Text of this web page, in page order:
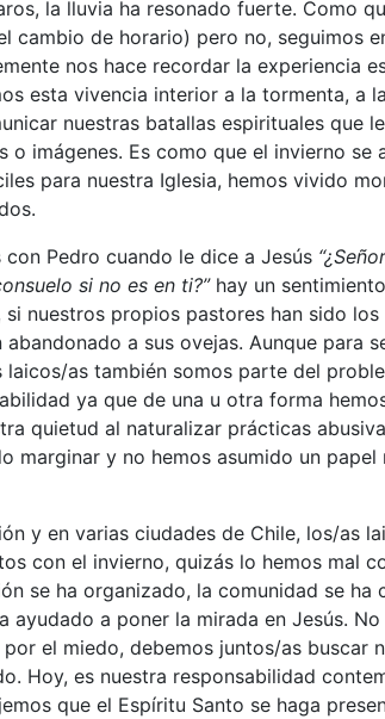
la lluvia ha resonado fuerte. Como
cambio de horario) pero no, seguimos
nos hace recordar la experiencia
esta vivencia interior a la tormenta, a
nuestras batallas espirituales que
imágenes. Es como que el invierno se
para nuestra Iglesia, hemos vivido
Pedro cuando le dice a Jesús
si no es en ti?”hay un
nuestros propios pastores han sido
a sus ovejas. Aunque para
as también somos parte del
ya que de una u otra forma
quietud al naturalizar prácticas
marginar y no hemos asumido un papel
y en varias ciudades de Chile, los/as
con el invierno, quizás lo hemos mal
se ha organizado, la comunidad se ha
ayudado a poner la mirada en Jesús.
el miedo, debemos juntos/as buscar
Hoy, es nuestra responsabilidad
que el Espíritu Santo se haga